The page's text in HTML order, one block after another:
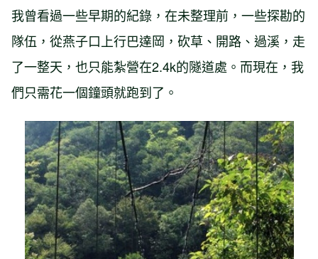
我曾看過一些早期的紀錄，在未整理前，一些探勘的
隊伍，從燕子口上行巴達岡，砍草、開路、過溪，走
了一整天，也只能紮營在2.4k的隧道處。而現在，我
們只需花一個鐘頭就跑到了。